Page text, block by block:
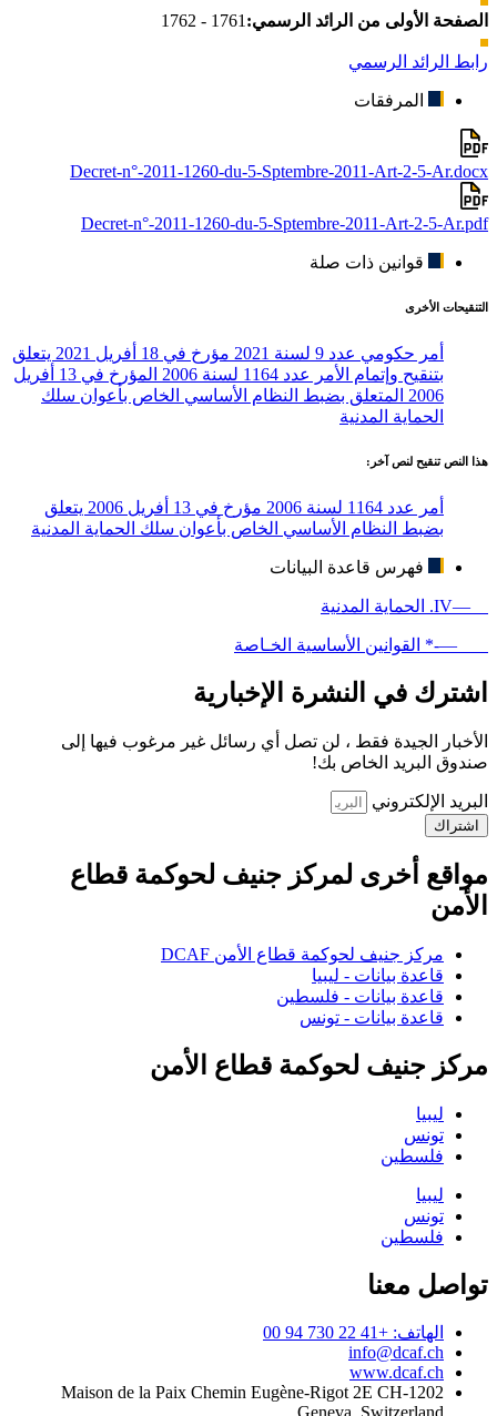
الصفحة الأولى من الرائد الرسمي: 1761 - 1762
رابط الرائد الرسمي
المرفقات
Decret-n°-2011-1260-du-5-Sptembre-2011-Art-2-5-Ar.docx
Decret-n°-2011-1260-du-5-Sptembre-2011-Art-2-5-Ar.pdf
قوانين ذات صلة
التنقيحات الأخرى
أمر حكومي عدد 9 لسنة 2021 مؤرخ في 18 أفريل 2021 يتعلق
بتنقيح وإتمام الأمر عدد 1164 لسنة 2006 المؤرخ في 13 أفريل
2006 المتعلق بضبط النظام الأساسي الخاص بأعوان سلك
الحماية المدنية
هذا النص تنقيح لنص آخر:
أمر عدد 1164 لسنة 2006 مؤرخ في 13 أفريل 2006 يتعلق
بضبط النظام الأساسي الخاص بأعوان سلك الحماية المدنية
فهرس قاعدة البيانات
—IV. الحماية المدنية
—-* القوانين الأساسية الخـاصة
اشترك في النشرة الإخبارية
الأخبار الجيدة فقط ، لن تصل أي رسائل غير مرغوب فيها إلى
صندوق البريد الخاص بك!
البريد الإلكتروني
اشتراك
مواقع أخرى لمركز جنيف لحوكمة قطاع
الأمن
مركز جنيف لحوكمة قطاع الأمن DCAF
قاعدة بيانات - ليبيا
قاعدة بيانات - فلسطين
قاعدة بيانات - تونس
مركز جنيف لحوكمة قطاع الأمن
ليبيا
تونس
فلسطين
ليبيا
تونس
فلسطين
تواصل معنا
الهاتف: +41 22 730 94 00
info@dcaf.ch
www.dcaf.ch
Maison de la Paix Chemin Eugène-Rigot 2E CH-1202